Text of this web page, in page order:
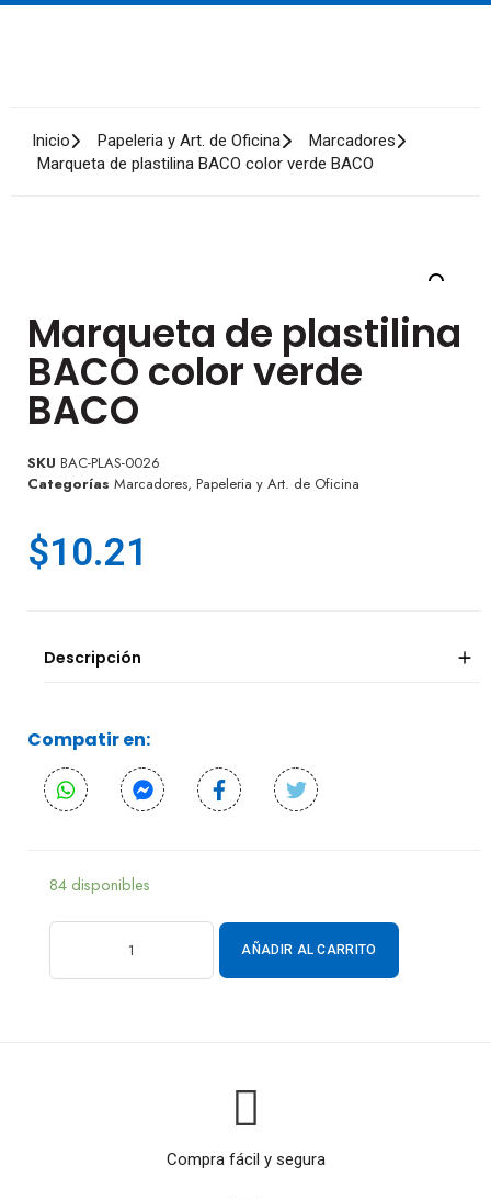
Inicio Papeleria y Art. de Oficina
Marcadores
Marqueta de plastilina BACO color verde BACO
Marqueta de plastilina
BACO color verde
BACO
SKU BAC-PLAS-0026
Categorías Marcadores, Papeleria y Art. de Oficina
$10.21
Descripción
Compatir en:
84 disponibles
AÑADIR AL CARRITO
Compra fácil y segura